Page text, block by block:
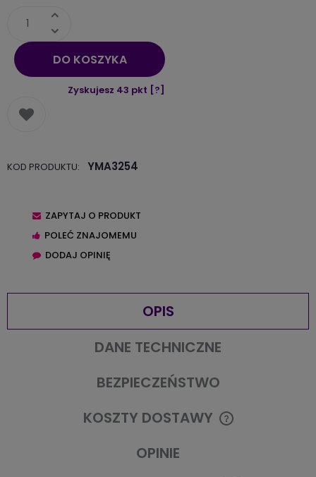
DO KOSZYKA
Zyskujesz 43 pkt [?]
KOD PRODUKTU: YMA3254
ZAPYTAJ O PRODUKT
POLEĆ ZNAJOMEMU
DODAJ OPINIĘ
OPIS
DANE TECHNICZNE
BEZPIECZEŃSTWO
KOSZTY DOSTAWY
CENA NIE ZAWIERA EWENTUALNYCH KOSZTÓW PŁATNOŚCI
OPINIE